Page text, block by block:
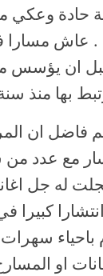
حادة وعكي
عاش مسارا
ان يؤسس
منذ سنة
فاضل ان
مع عدد من
له جل
باحياء
او